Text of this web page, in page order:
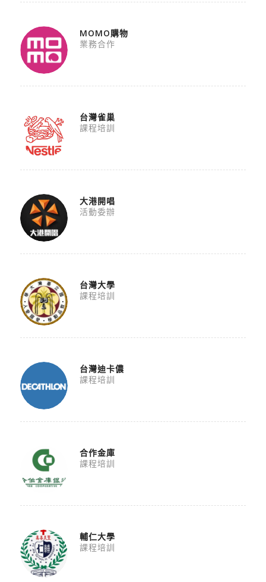
MOMO購物
業務合作
台灣雀巢
課程培訓
大港開唱
活動委辦
台灣大學
課程培訓
台灣迪卡儂
課程培訓
合作金庫
課程培訓
輔仁大學
課程培訓